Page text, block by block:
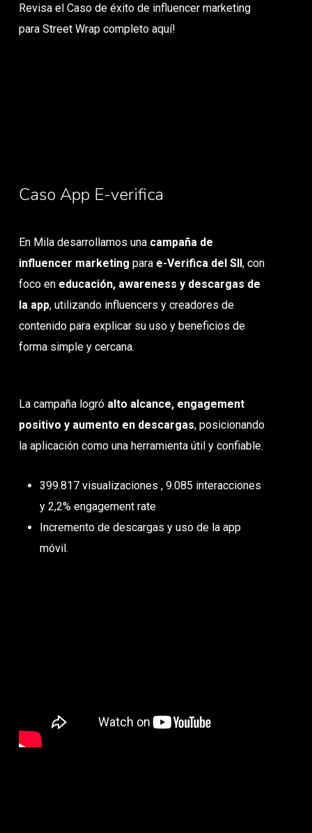
Revisa el Caso de éxito de influencer marketing
para Street Wrap completo aquí!
Caso App E-verifica
En Mila desarrollamos una campaña de
influencer marketing para e-Verifica del SII, con
foco en educación, awareness y descargas de
la app, utilizando influencers y creadores de
contenido para explicar su uso y beneficios de
forma simple y cercana.
La campaña logró alto alcance, engagement
positivo y aumento en descargas, posicionando
la aplicación como una herramienta útil y confiable.
399.817 visualizaciones , 9.085 interacciones
y 2,2% engagement rate
Incremento de descargas y uso de la app
móvil.